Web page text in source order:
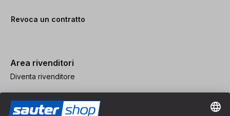
Revoca un contratto
Area rivenditori
Diventa rivenditore